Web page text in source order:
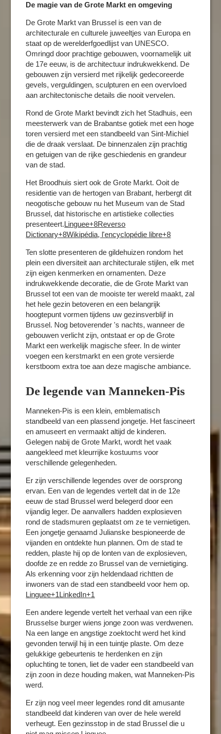
De magie van de Grote Markt en omgeving
De Grote Markt van Brussel is een van de
architecturale en culturele juweeltjes van Europa en
staat op de werelderfgoedlijst van UNESCO.
Omringd door prachtige gebouwen, voornamelijk uit
de 17e eeuw, is de architectuur indrukwekkend. De
gebouwen zijn versierd met rijkelijk gedecoreerde
gevels, verguldingen, sculpturen en een overvloed
aan architectonische details die nooit vervelen.​
Rond de Grote Markt bevindt zich het Stadhuis, een
meesterwerk van de Brabantse gotiek met een hoge
toren versierd met een standbeeld van Sint-Michiel
die de draak verslaat. De binnenzalen zijn prachtig
en getuigen van de rijke geschiedenis en grandeur
van de stad.​
Het Broodhuis siert ook de Grote Markt. Ooit de
residentie van de hertogen van Brabant, herbergt dit
neogotische gebouw nu het Museum van de Stad
Brussel, dat historische en artistieke collecties
presenteert.​Linguee+8Reverso
Dictionary+8Wikipédia, l'encyclopédie libre+8
Ten slotte presenteren de gildehuizen rondom het
plein een diversiteit aan architecturale stijlen, elk met
zijn eigen kenmerken en ornamenten. Deze
indrukwekkende decoratie, die de Grote Markt van
Brussel tot een van de mooiste ter wereld maakt, zal
het hele gezin betoveren en een belangrijk
hoogtepunt vormen tijdens uw gezinsverblijf in
Brussel. Nog betoverender 's nachts, wanneer de
gebouwen verlicht zijn, ontstaat er op de Grote
Markt een werkelijk magische sfeer. In de winter
voegen een kerstmarkt en een grote versierde
kerstboom extra toe aan deze magische ambiance.​
De legende van Manneken-Pis
Manneken-Pis is een klein, emblematisch
standbeeld van een plassend jongetje. Het fascineert
en amuseert en vermaakt altijd de kinderen.
Gelegen nabij de Grote Markt, wordt het vaak
aangekleed met kleurrijke kostuums voor
verschillende gelegenheden.​
Er zijn verschillende legendes over de oorsprong
ervan. Een van de legendes vertelt dat in de 12e
eeuw de stad Brussel werd belegerd door een
vijandig leger. De aanvallers hadden explosieven
rond de stadsmuren geplaatst om ze te vernietigen.
Een jongetje genaamd Julianske bespioneerde de
vijanden en ontdekte hun plannen. Om de stad te
redden, plaste hij op de lonten van de explosieven,
doofde ze en redde zo Brussel van de vernietiging.
Als erkenning voor zijn heldendaad richtten de
inwoners van de stad een standbeeld voor hem op.​
Linguee+1LinkedIn+1
Een andere legende vertelt het verhaal van een rijke
Brusselse burger wiens jonge zoon was verdwenen.
Na een lange en angstige zoektocht werd het kind
gevonden terwijl hij in een tuintje plaste. Om deze
gelukkige gebeurtenis te herdenken en zijn
opluchting te tonen, liet de vader een standbeeld van
zijn zoon in deze houding maken, wat Manneken-Pis
werd.​
Er zijn nog veel meer legendes rond dit amusante
standbeeld dat kinderen van over de hele wereld
verheugt. Een gezinsstop in de stad Brussel die u